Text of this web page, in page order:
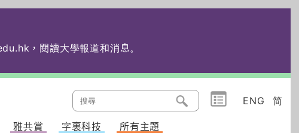
，閱讀大學報道和消息。
ENG 简
雅共賞 字裏科技 所有主題